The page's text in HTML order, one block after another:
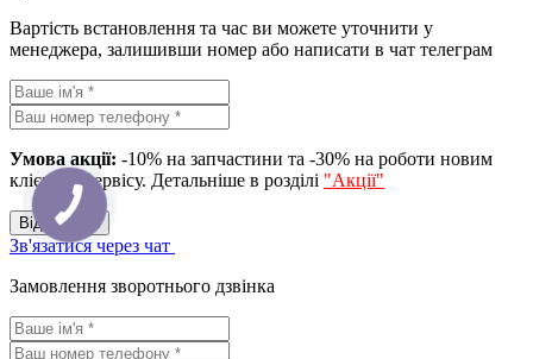
Вартість встановлення та час ви можете уточнити у
менеджера, залишивши номер або написати в чат телеграм
Умова акції: -10% на запчастини та -30% на роботи новим
клієнтам сервісу. Детальніше в розділі "Акції"
Вiдправити
Зв'язатися через чат
Замовлення зворотнього дзвінка